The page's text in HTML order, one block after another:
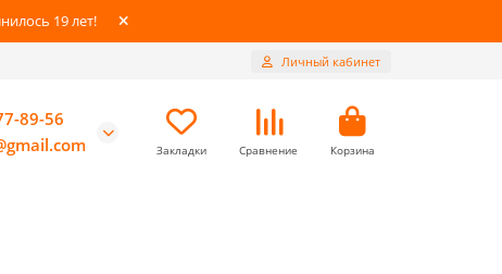
19 лет!
Личный кабинет
89-56
Закладки Сравнение Корзина